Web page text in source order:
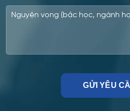
Công nghệ điện tử vi mô
Cơ học và mô hình toán học